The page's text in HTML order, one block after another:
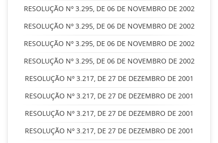
RESOLUÇÃO Nº 3.295, DE 06 DE NOVEMBRO DE 2002
RESOLUÇÃO Nº 3.295, DE 06 DE NOVEMBRO DE 2002
RESOLUÇÃO Nº 3.295, DE 06 DE NOVEMBRO DE 2002
RESOLUÇÃO Nº 3.295, DE 06 DE NOVEMBRO DE 2002
RESOLUÇÃO Nº 3.217, DE 27 DE DEZEMBRO DE 2001
RESOLUÇÃO Nº 3.217, DE 27 DE DEZEMBRO DE 2001
RESOLUÇÃO Nº 3.217, DE 27 DE DEZEMBRO DE 2001
RESOLUÇÃO Nº 3.217, DE 27 DE DEZEMBRO DE 2001